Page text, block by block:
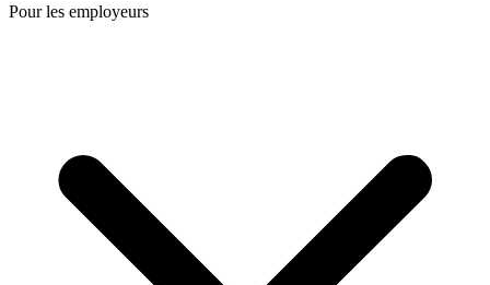
Pour les employeurs